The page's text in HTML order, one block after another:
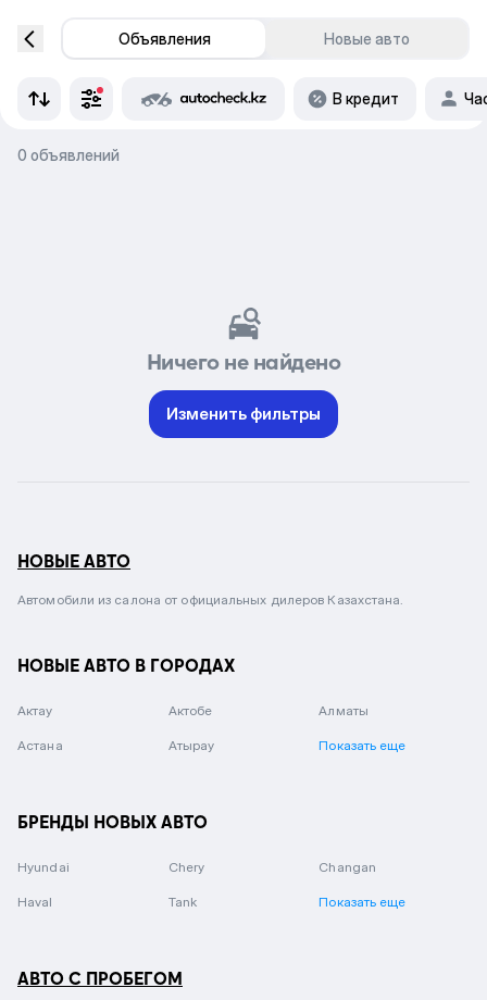
Объявления Новые авто
В кредит
0 объявлений
Ничего не найдено
Изменить фильтры
НОВЫЕ АВТО
Автомобили из салона от официальных дилеров Казахстана.
НОВЫЕ АВТО В ГОРОДАХ
Актау Актобе Алматы
Астана Атырау Показать еще
БРЕНДЫ НОВЫХ АВТО
Hyundai Chery Changan
Haval Tank Показать еще
АВТО С ПРОБЕГОМ